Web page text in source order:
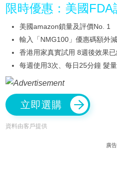
限時優惠：美國
美國amazon鎖量及評價No. 1
輸入「NMG100」優惠碼額外
香港用家真實試用 8週後效果
每週使用3次、每日25分鐘 髮
立即選購
資料由客戶提供
廣告